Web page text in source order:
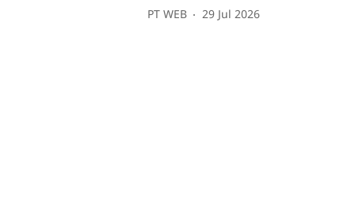
PT WEB 29 Jul 2026